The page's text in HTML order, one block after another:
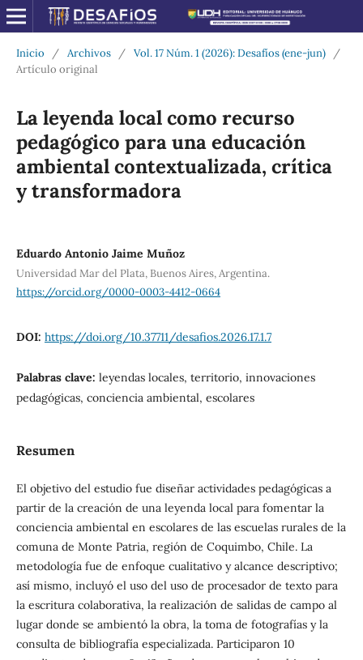
Inicio / Archivos / Vol. 17 Núm. 1 (2026): Desafíos (ene-jun)
/
Artículo original
La leyenda local como recurso
pedagógico para una educación
ambiental contextualizada, crítica
y transformadora
Eduardo Antonio Jaime Muñoz
Universidad Mar del Plata, Buenos Aires, Argentina.
https://orcid.org/0000-0003-4412-0664
DOI: https://doi.org/10.37711/desafios.2026.17.1.7
Palabras clave: leyendas locales, territorio, innovaciones
pedagógicas, conciencia ambiental, escolares
Resumen
El objetivo del estudio fue diseñar actividades pedagógicas a
partir de la creación de una leyenda local para fomentar la
conciencia ambiental en escolares de las escuelas rurales de la
comuna de Monte Patria, región de Coquimbo, Chile. La
metodología fue de enfoque cualitativo y alcance descriptivo;
así mismo, incluyó el uso del uso de procesador de texto para
la escritura colaborativa, la realización de salidas de campo al
lugar donde se ambientó la obra, la toma de fotografías y la
consulta de bibliografía especializada. Participaron 10